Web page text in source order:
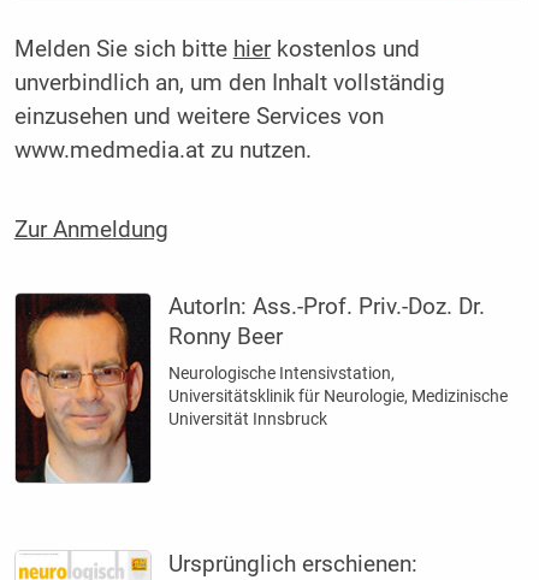
Melden Sie sich bitte hierkostenlos und
unverbindlich an, um den Inhalt vollständig
einzusehen und weitere Services von
www.medmedia.at zu nutzen.
Zur Anmeldung
AutorIn:Ass.-Prof. Priv.-Doz. Dr.
Ronny Beer
Neurologische Intensivstation,
Universitätsklinik für Neurologie, Medizinische
Universität Innsbruck
Ursprünglich erschienen: